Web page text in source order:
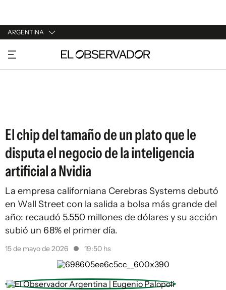
ARGENTINA
URUGUAY
ARGENTINA
El chip del tamaño de un plato que le
disputa el negocio de la inteligencia
artificial a Nvidia
La empresa californiana Cerebras Systems debutó
en Wall Street con la salida a bolsa más grande del
año: recaudó 5.550 millones de dólares y su acción
subió un 68% el primer día.
15 de mayo de 2026 19:50 hs